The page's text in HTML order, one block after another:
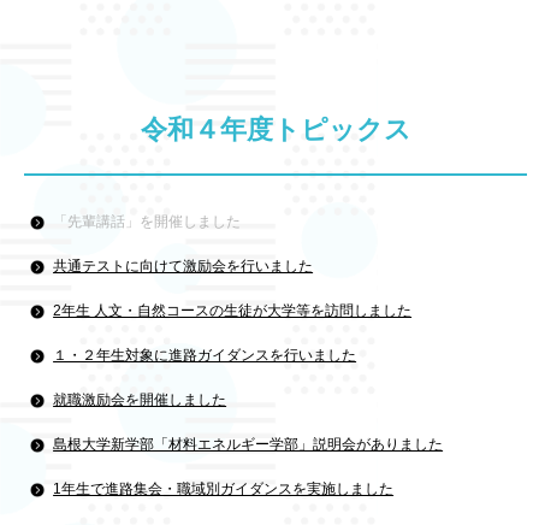
令和４年度トピックス
「先輩講話」を開催しました
共通テストに向けて激励会を行いました
2年生 人文・自然コースの生徒が大学等を訪問しました
１・２年生対象に進路ガイダンスを行いました
就職激励会を開催しました
島根大学新学部「材料エネルギー学部」説明会がありました
1年生で進路集会・職域別ガイダンスを実施しました